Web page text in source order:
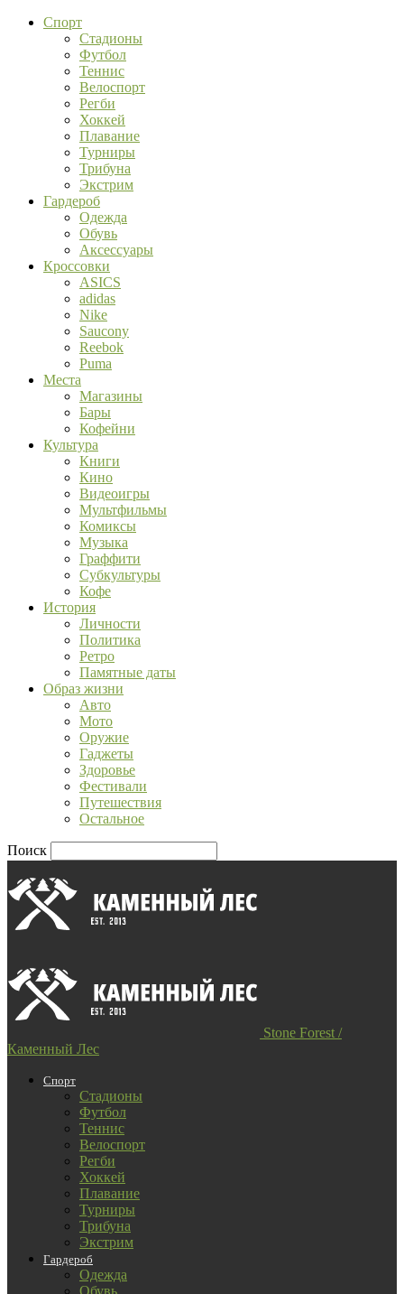
Спорт
Стадионы
Футбол
Теннис
Велоспорт
Регби
Хоккей
Плавание
Турниры
Трибуна
Экстрим
Гардероб
Одежда
Обувь
Аксессуары
Кроссовки
ASICS
adidas
Nike
Saucony
Reebok
Puma
Места
Магазины
Бары
Кофейни
Культура
Книги
Кино
Видеоигры
Мультфильмы
Комиксы
Музыка
Граффити
Субкультуры
Кофе
История
Личности
Политика
Ретро
Памятные даты
Образ жизни
Авто
Мото
Оружие
Гаджеты
Здоровье
Фестивали
Путешествия
Остальное
Поиск
Stone Forest /
Каменный Лес
Спорт
Стадионы
Футбол
Теннис
Велоспорт
Регби
Хоккей
Плавание
Турниры
Трибуна
Экстрим
Гардероб
Одежда
Обувь